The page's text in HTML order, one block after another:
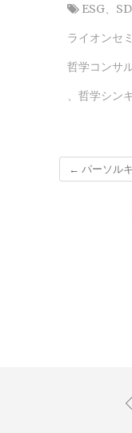
ESG、
ライオンセ
哲学コンサ
、 哲学シン
← パーソル